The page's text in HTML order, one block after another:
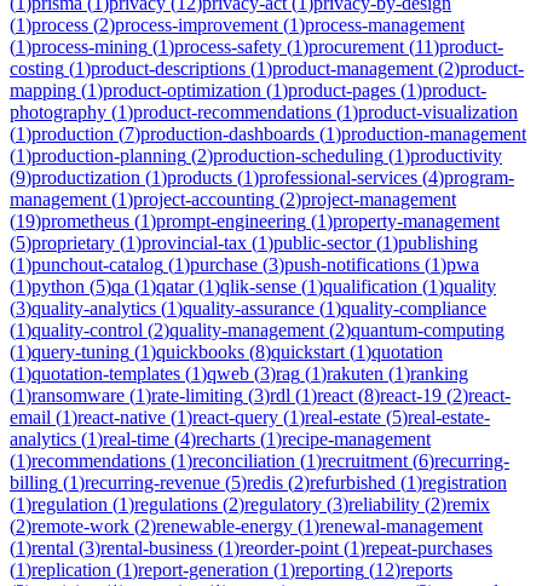
(1)process (2)process-improvement (1)process-management
(1)process-mining (1)process-safety (1)procurement (11)product-
costing (1)product-descriptions (1)product-management (2)product-
mapping (1)product-optimization (1)product-pages (1)product-
photography (1)product-recommendations (1)product-visualization
(1)production (7)production-dashboards (1)production-management
(1)production-planning (2)production-scheduling (1)productivity
(9)productization (1)products (1)professional-services (4)program-
management (1)project-accounting (2)project-management
(19)prometheus (1)prompt-engineering (1)property-management
(5)proprietary (1)provincial-tax (1)public-sector(1)publishing
(1)punchout-catalog (1)purchase (3)push-notifications (1)pwa
(1)python (5)qa (1)qatar(1)qlik-sense (1)qualification (1)quality
(3)quality-analytics (1)quality-assurance (1)quality-compliance
(1)quality-control (2)quality-management (2)quantum-computing
(1)query-tuning (1)quickbooks (8)quickstart (1)quotation
(1)quotation-templates (1)qweb (3)rag (1)rakuten (1)ranking
(1)ransomware (1)rate-limiting (3)rdl (1)react (8)react-19 (2)react-
email (1)react-native (1)react-query (1)real-estate (5)real-estate-
analytics (1)real-time (4)recharts (1)recipe-management
(1)recommendations (1)reconciliation (1)recruitment (6)recurring-
billing (1)recurring-revenue (5)redis (2)refurbished (1)registration
(1)regulation (1)regulations (2)regulatory (3)reliability (2)remix
(2)remote-work (2)renewable-energy (1)renewal-management
(1)rental (3)rental-business (1)reorder-point (1)repeat-purchases
(1)replication (1)report-generation (1)reporting (12)reports